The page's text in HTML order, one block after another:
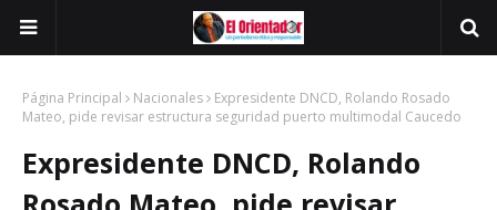
Página Principal Nacionales
Expresidente DNCD, Rolando Rosado
Mateo, pide revisar estructura seguridad puerto multimodal Caucedo
Expresidente DNCD, Rolando